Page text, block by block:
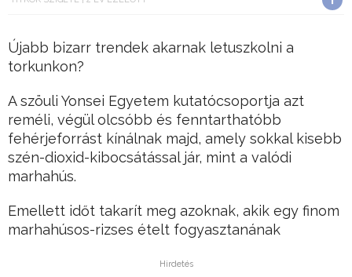
Újabb bizarr trendek akarnak letuszkolni a
torkunkon?
A szöuli Yonsei Egyetem kutatócsoportja azt
reméli, végül olcsóbb és fenntarthatóbb
fehérjeforrást kínálnak majd, amely sokkal kisebb
szén-dioxid-kibocsátással jár, mint a valódi
marhahús.
Emellett időt takarít meg azoknak, akik egy finom
marhahúsos-rizses ételt fogyasztanának
Hirdetés